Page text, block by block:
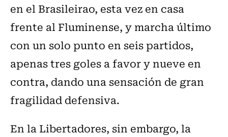
en el Brasileirao, esta vez en casa
frente al Fluminense, y marcha último
con un solo punto en seis partidos,
apenas tres goles a favor y nueve en
contra, dando una sensación de gran
fragilidad defensiva.
En la Libertadores, sin embargo, la